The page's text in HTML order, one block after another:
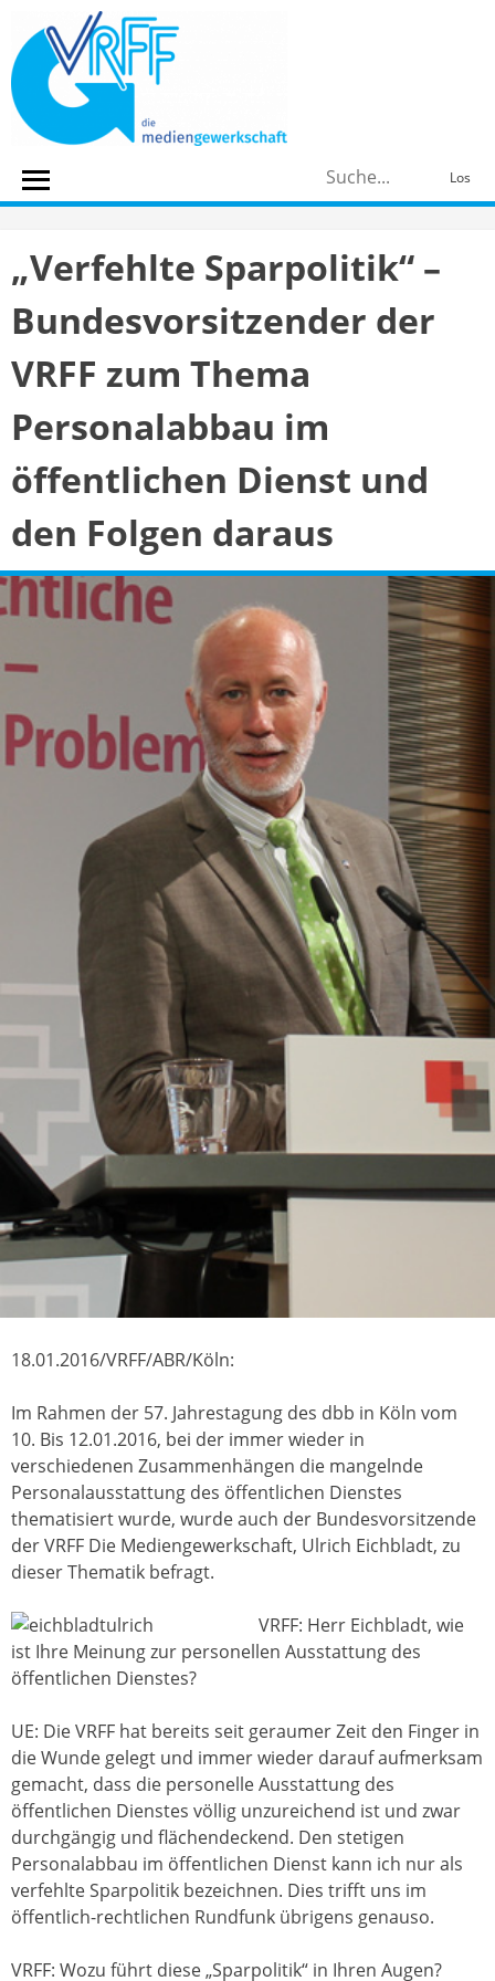
content
Los
„Verfehlte Sparpolitik“ –
Bundesvorsitzender der
VRFF zum Thema
Personalabbau im
öffentlichen Dienst und
den Folgen daraus
18.01.2016/VRFF/ABR/Köln:
Im Rahmen der 57. Jahrestagung des dbb in Köln vom
10. Bis 12.01.2016, bei der immer wieder in
verschiedenen Zusammenhängen die mangelnde
Personalausstattung des öffentlichen Dienstes
thematisiert wurde, wurde auch der Bundesvorsitzende
der VRFF Die Mediengewerkschaft, Ulrich Eichbladt, zu
dieser Thematik befragt.
VRFF: Herr Eichbladt, wie
ist Ihre Meinung zur personellen Ausstattung des
öffentlichen Dienstes?
UE: Die VRFF hat bereits seit geraumer Zeit den Finger in
die Wunde gelegt und immer wieder darauf aufmerksam
gemacht, dass die personelle Ausstattung des
öffentlichen Dienstes völlig unzureichend ist und zwar
durchgängig und flächendeckend. Den stetigen
Personalabbau im öffentlichen Dienst kann ich nur als
verfehlte Sparpolitik bezeichnen. Dies trifft uns im
öffentlich-rechtlichen Rundfunk übrigens genauso.
VRFF: Wozu führt diese „Sparpolitik“ in Ihren Augen?